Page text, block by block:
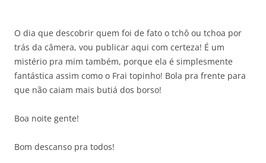
O dia que descobrir quem foi de fato o tchô ou tchoa por
trás da câmera, vou publicar aqui com certeza! É um
mistério pra mim também, porque ela é simplesmente
fantástica assim como o Frai topinho! Bola pra frente para
que não caiam mais butiá dos borso!
Boa noite gente!
Bom descanso pra todos!